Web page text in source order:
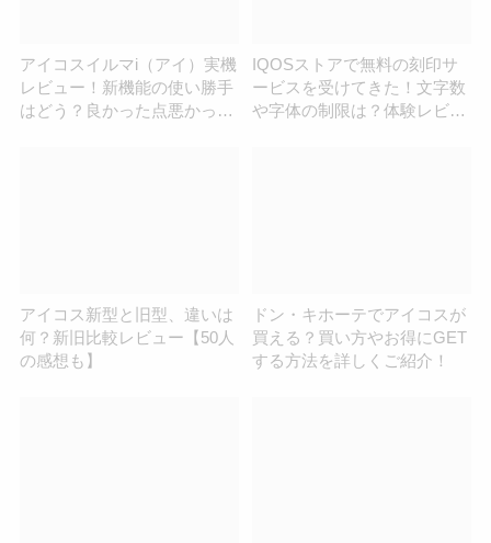
アイコスイルマi（アイ）実機
レビュー！新機能の使い勝手
はどう？良かった点悪かった
IQOSストアで無料の刻印サ
ービスを受けてきた！文字数
や字体の制限は？体験レビュ
アイコス新型と旧型、違いは
何？新旧比較レビュー【50人
の感想も】
ドン・キホーテでアイコスが
買える？買い方やお得にGET
する方法を詳しくご紹介！